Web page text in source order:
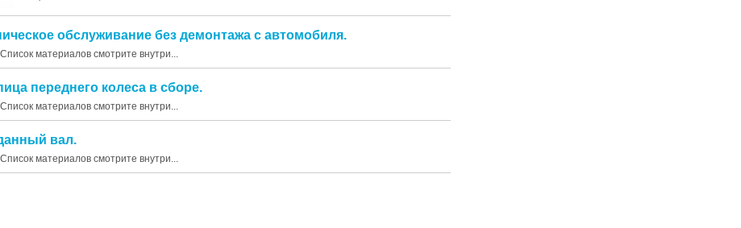
обслуживание без демонтажа с автомобиля.
материалов смотрите внутри...
переднего колеса в сборе.
материалов смотрите внутри...
вал.
материалов смотрите внутри...